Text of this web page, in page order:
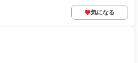
気になる